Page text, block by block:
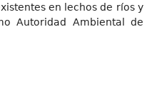
en lechos de ríos y
Autoridad Ambiental de